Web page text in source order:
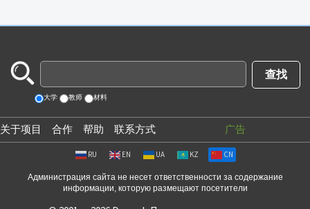
大学 教师 材料
关于项目 合作 帮助 联系方式 广告
RU EN UA KZ CN
Администрация сайта не несет ответственности за содержание
информации, которую размещают посетители